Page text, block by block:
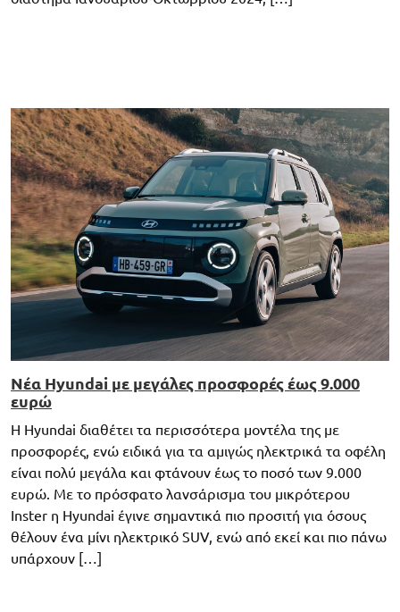
Νέα Hyundai με μεγάλες προσφορές έως 9.000
ευρώ
Η Hyundai διαθέτει τα περισσότερα μοντέλα της με
προσφορές, ενώ ειδικά για τα αμιγώς ηλεκτρικά τα οφέλη
είναι πολύ μεγάλα και φτάνουν έως το ποσό των 9.000
ευρώ. Με το πρόσφατο λανσάρισμα του μικρότερου
Inster η Hyundai έγινε σημαντικά πιο προσιτή για όσους
θέλουν ένα μίνι ηλεκτρικό SUV, ενώ από εκεί και πιο πάνω
υπάρχουν […]